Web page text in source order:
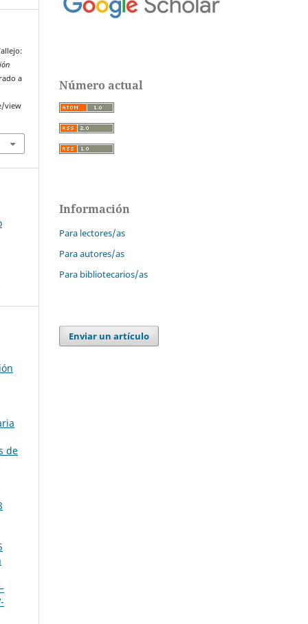
a
view
de
Número actual
Información
Para lectores/as
Para autores/as
Para bibliotecarios/as
Enviar un artículo